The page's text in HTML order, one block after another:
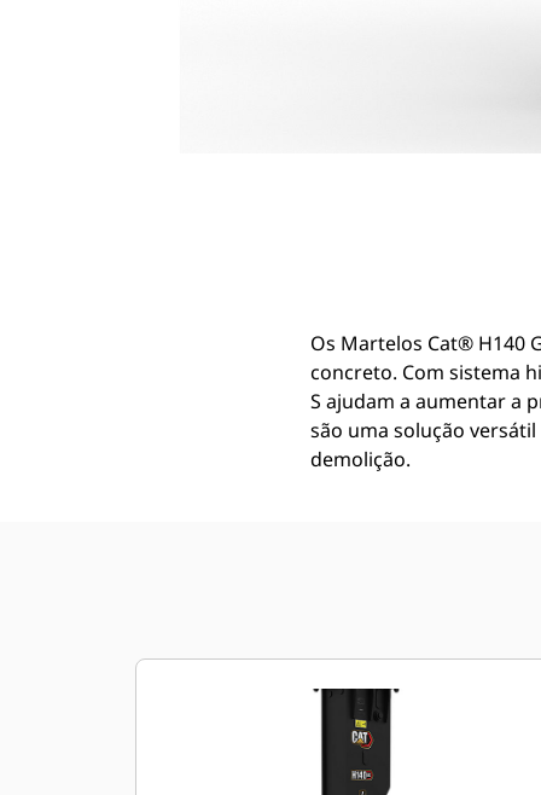
Os Martelos Cat® H140
concreto. Com sistema
S ajudam a aumentar a
são uma solução
demolição.